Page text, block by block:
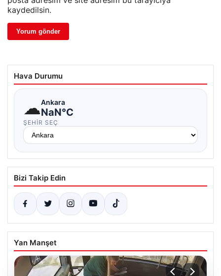
kaydedilsin.
Hava Durumu
☁Ankara
NaN°C
ŞEHIR SEÇ
Bizi Takip Edin
Yan Manşet